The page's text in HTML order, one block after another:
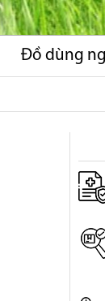
Đồ dùng